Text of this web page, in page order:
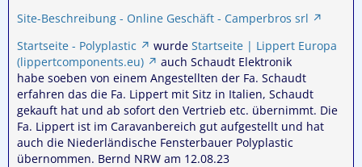
Site-Beschreibung - Online Geschäft - Camperbros srl
Startseite - Polyplastic
wurde Startseite | Lippert Europa
(lippertcomponents.eu)
auch Schaudt Elektronik
habe soeben von einem Angestellten der Fa. Schaudt
erfahren das die Fa. Lippert mit Sitz in Italien, Schaudt
gekauft hat und ab sofort den Vertrieb etc. übernimmt. Die
Fa. Lippert ist im Caravanbereich gut aufgestellt und hat
auch die Niederländische Fensterbauer Polyplastic
übernommen. Bernd NRW am 12.08.23